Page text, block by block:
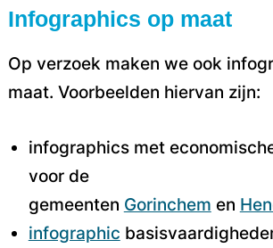
Infographics op maat
Op verzoek maken we ook
maat. Voorbeelden hiervan zijn:
infographics met
voor de
gemeenten Gorinchem en
infographic